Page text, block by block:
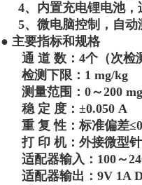
4、内置充电锂电池，
5、微电脑控制，自动
● 主要指标和规格
通 道 数：4个（次检
检测下限：1 mg/kg
测量范围：0～200
稳 定 度：±0.050 A
重 复 性：标准偏差
打 印 机：外接微型针
适配器输入：100～
适配器输出：9V 1A